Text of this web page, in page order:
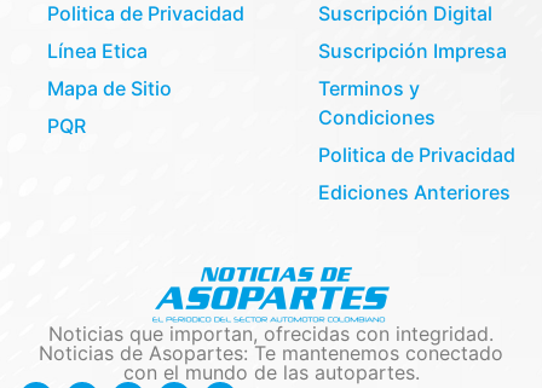
Politica de Privacidad
Línea Etica
Mapa de Sitio
PQR
Suscripción Digital
Suscripción Impresa
Terminos y
Condiciones
Politica de Privacidad
Ediciones Anteriores
Noticias que importan, ofrecidas con integridad.
Noticias de Asopartes: Te mantenemos conectado
con el mundo de las autopartes.